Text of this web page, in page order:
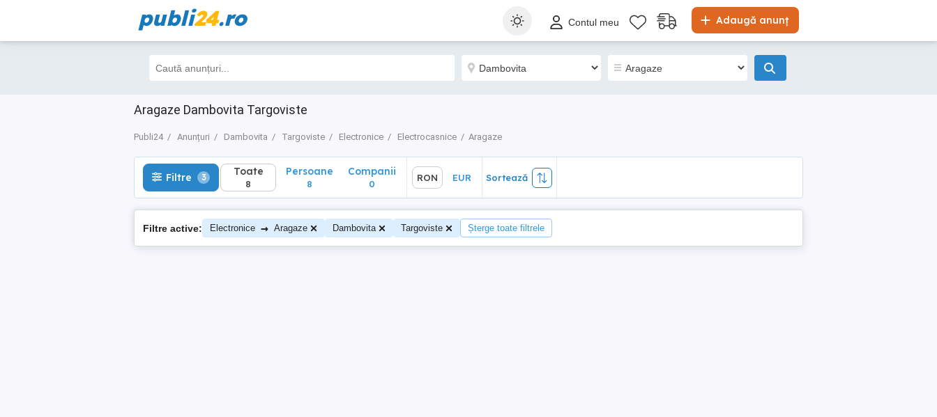
publi24.ro Adaugă anunț
Contul meu
Aragaze Dambovita Targoviste
Publi24 Anunțuri Dambovita Targoviste Electronice Electrocasnice Aragaze
Filtre 3 Toate
8
Sortează
Filtre 3 Toate
8
Persoane
8
Companii
0
RON EUR Sortează
Filtre active: Electronice → Aragaze Dambovita Targoviste Șterge toate filtrele